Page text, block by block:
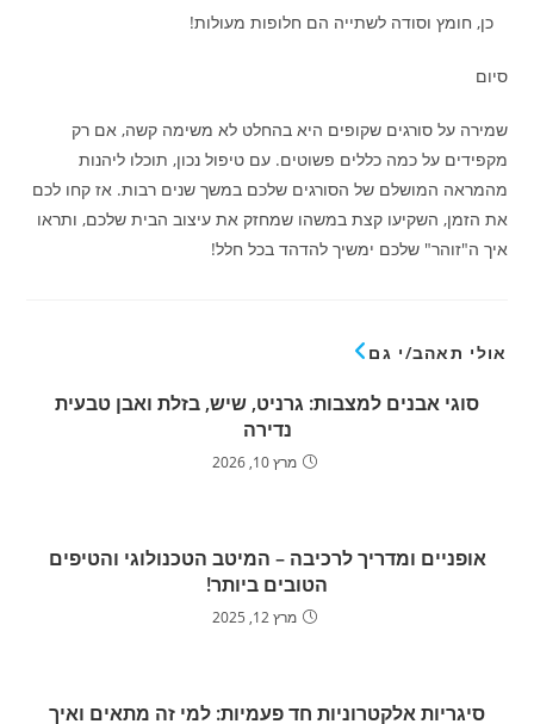
כן, חומץ וסודה לשתייה הם חלופות מעולות!
סיום
שמירה על סורגים שקופים היא בהחלט לא משימה קשה, אם רק
מקפידים על כמה כללים פשוטים. עם טיפול נכון, תוכלו ליהנות
מהמראה המושלם של הסורגים שלכם במשך שנים רבות. אז קחו לכם
את הזמן, השקיעו קצת במשהו שמחזק את עיצוב הבית שלכם, ותראו
איך ה"זוהר" שלכם ימשיך להדהד בכל חלל!
אולי תאהב/י גם
סוגי אבנים למצבות: גרניט, שיש, בזלת ואבן טבעית
נדירה
מרץ 10, 2026
אופניים ומדריך לרכיבה – המיטב הטכנולוגי והטיפים
הטובים ביותר!
מרץ 12, 2025
סיגריות אלקטרוניות חד פעמיות: למי זה מתאים ואיך